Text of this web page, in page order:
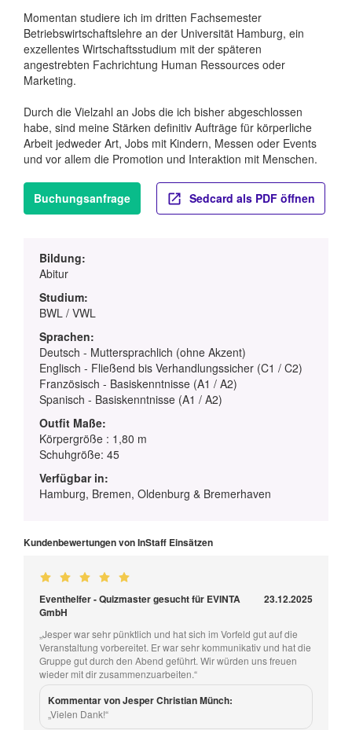
Momentan studiere ich im dritten Fachsemester
Betriebswirtschaftslehre an der Universität Hamburg, ein
exzellentes Wirtschaftsstudium mit der späteren
angestrebten Fachrichtung Human Ressources oder
Marketing.
Durch die Vielzahl an Jobs die ich bisher abgeschlossen
habe, sind meine Stärken definitiv Aufträge für körperliche
Arbeit jedweder Art, Jobs mit Kindern, Messen oder Events
und vor allem die Promotion und Interaktion mit Menschen.
Buchungsanfrage Sedcard als PDF öffnen
Bildung:
Abitur
Studium:
BWL / VWL
Sprachen:
Deutsch - Muttersprachlich (ohne Akzent)
Englisch - Fließend bis Verhandlungssicher (C1 / C2)
Französisch - Basiskenntnisse (A1 / A2)
Spanisch - Basiskenntnisse (A1 / A2)
Outfit Maße:
Körpergröße : 1,80 m
Schuhgröße: 45
Verfügbar in:
Hamburg, Bremen, Oldenburg & Bremerhaven
Kundenbewertungen von InStaff Einsätzen
Eventhelfer - Quizmaster gesucht für EVINTA
GmbH
23.12.2025
„Jesper war sehr pünktlich und hat sich im Vorfeld gut auf die
Veranstaltung vorbereitet. Er war sehr kommunikativ und hat die
Gruppe gut durch den Abend geführt. Wir würden uns freuen
wieder mit dir zusammenzuarbeiten.“
Kommentar von Jesper Christian Münch:
„Vielen Dank!“